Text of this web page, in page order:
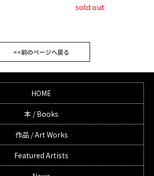
sold out
<<前のページへ戻る
HOME
本 / Books
作品 / Art Works
Featured Artists